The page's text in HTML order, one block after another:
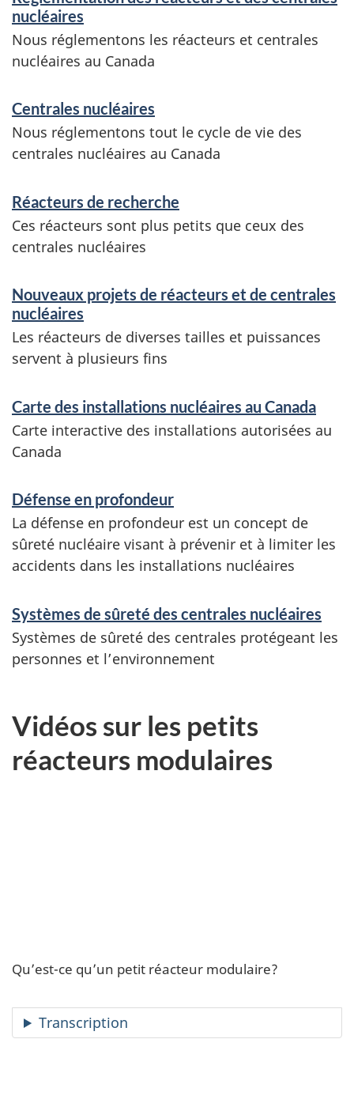
e
r
v
i
c
e
e
t
e
n
s
i
g
n
e
m
e
n
t
s
nucléaires
Nous réglementons les réacteurs et centrales
nucléaires au Canada
Centrales nucléaires
Nous réglementons tout le cycle de vie des
centrales nucléaires au Canada
Réacteurs de recherche
Ces réacteurs sont plus petits que ceux des
centrales nucléaires
Nouveaux projets de réacteurs et de centrales
nucléaires
Les réacteurs de diverses tailles et puissances
servent à plusieurs fins
Carte des installations nucléaires au Canada
Carte interactive des installations autorisées au
Canada
Défense en profondeur
La défense en profondeur est un concept de
sûreté nucléaire visant à prévenir et à limiter les
accidents dans les installations nucléaires
Systèmes de sûreté des centrales nucléaires
Systèmes de sûreté des centrales protégeant les
personnes et l’environnement
Vidéos sur les petits
réacteurs modulaires
Qu’est-ce qu’un petit réacteur modulaire?
Transcription